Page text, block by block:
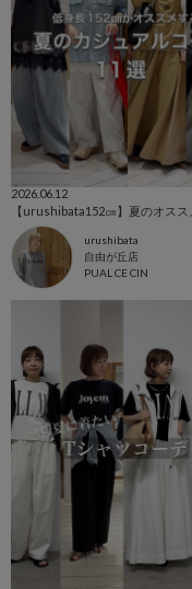
2026.06.12
urushibata
自由が丘店
PUAL CE CIN